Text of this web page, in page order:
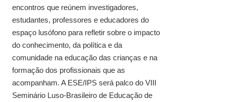
encontros que reúnem investigadores,
estudantes, professores e educadores do
espaço lusófono para refletir sobre o impacto
do conhecimento, da política e da
comunidade na educação das crianças e na
formação dos profissionais que as
acompanham. A ESE/IPS será palco do VIII
Seminário Luso-Brasileiro de Educação de